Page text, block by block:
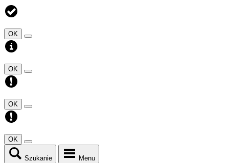
OK
OK
OK
OK
Szukanie Menu